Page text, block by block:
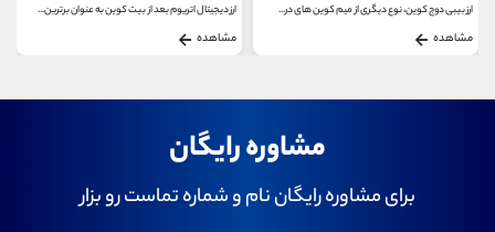
ارز بیبی دوج کوین، نوع دیگری از میم کوین های در...
مشاهده
ارز دیجیتال اتریوم بعد از بیت کوین به عنوان برترین...
مشاهده
مشاوره رایگان
برای مشاوره رایگان نام و شماره تماست رو بزار